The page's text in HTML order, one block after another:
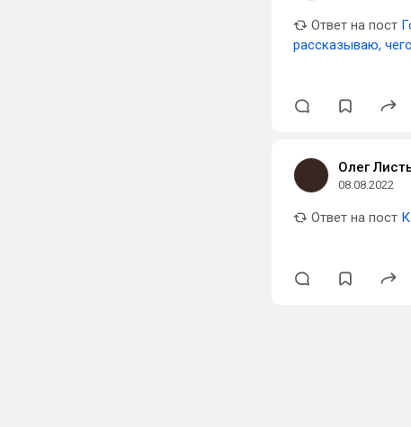
Ответ на пост
рассказываю,
Олег
08.08.2022
Ответ на пост